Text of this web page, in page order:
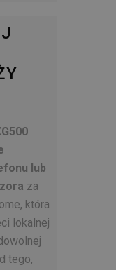
lub
za
która
lokalnej
tego,